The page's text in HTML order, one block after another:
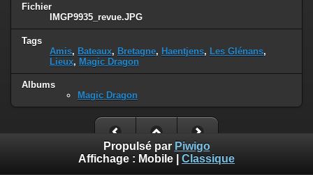
Fichier
IMGP9935_revue.JPG
Tags
Amis, Bateaux, Bretagne, Haentjens, Les Glénans,
Lieux, Magic Dragon
Albums
Magic Dragon
Propulsé par Piwigo
Affichage : Mobile Classique